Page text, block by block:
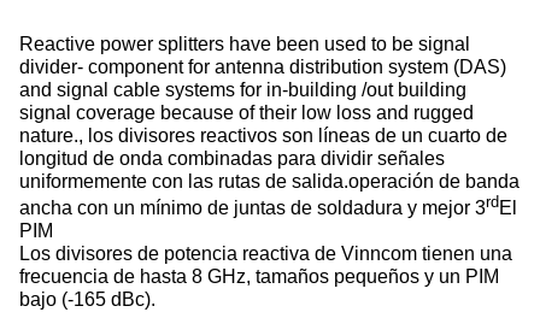
Reactive power splitters have been used to be signal
divider- component for antenna distribution system (DAS)
and signal cable systems for in-building /out building
signal coverage because of their low loss and rugged
nature., los divisores reactivos son líneas de un cuarto de
longitud de onda combinadas para dividir señales
uniformemente con las rutas de salida.operación de banda
ancha con un mínimo de juntas de soldadura y mejor 3rd El
PIM
Los divisores de potencia reactiva de Vinncom tienen una
frecuencia de hasta 8 GHz, tamaños pequeños y un PIM
bajo (-165 dBc).